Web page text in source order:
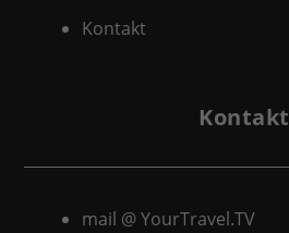
Kontakt
Kontakt
mail @ YourTravel.TV